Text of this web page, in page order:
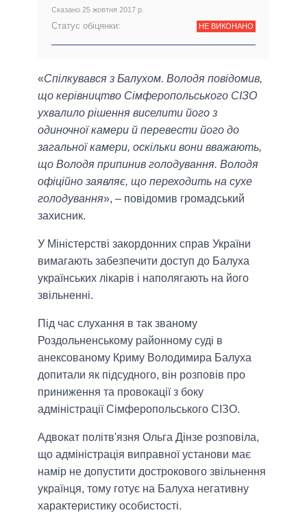
Сказано 25 жовтня 2017 р.
Статус обіцянки: НЕ ВИКОНАНО
«Спілкувався з Балухом. Володя повідомив,
що керівництво Сімферопольського СІЗО
ухвалило рішення виселити його з
одиночної камери й перевести його до
загальної камери, оскільки вони вважають,
що Володя припинив голодування. Володя
офіційно заявляє, що переходить на сухе
голодування», – повідомив громадський
захисник.
У Міністерстві закордонних справ України
вимагають забезпечити доступ до Балуха
українських лікарів і наполягають на його
звільненні.
Під час слухання в так званому
Роздольненському районному суді в
анексованому Криму Володимира Балуха
допитали як підсудного, він розповів про
приниження та провокації з боку
адміністрації Сімферопольського СІЗО.
Адвокат політв'язня Ольга Дінзе розповіла,
що адміністрація виправної установи має
намір не допустити дострокового звільнення
українця, тому готує на Балуха негативну
характеристику особистості.